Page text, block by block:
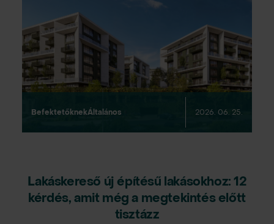
BefektetőknekÁltalános 2026. 06. 25.
Lakáskereső új építésű lakásokhoz: 12
kérdés, amit még a megtekintés előtt
tisztázz